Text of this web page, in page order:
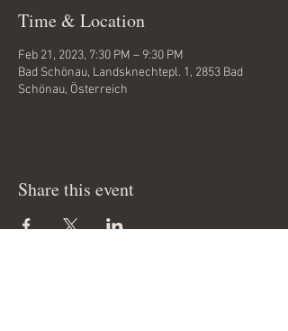
Time & Location
Feb 21, 2023, 7:30 PM – 9:30 PM
Bad Schönau, Landsknechtepl. 1, 2853 Bad
Schönau, Österreich
Share this event